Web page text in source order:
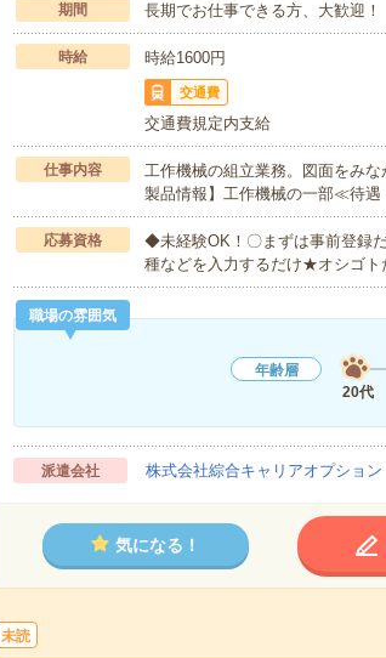
期間 長期でお仕事できる方、大歓迎！
時給 時給1600円
交通費
交通費規定内支給
仕事内容
工作機械の組立業務。図面をみ
製品情報】工作機械の一部≪待
応募資格
◆未経験OK！〇まずは事前登録
種などを入力するだけ★オシゴ
職場の雰囲気
年齢層
20代
派遣会社 株式会社綜合キャリアオプショ
気になる！
未読